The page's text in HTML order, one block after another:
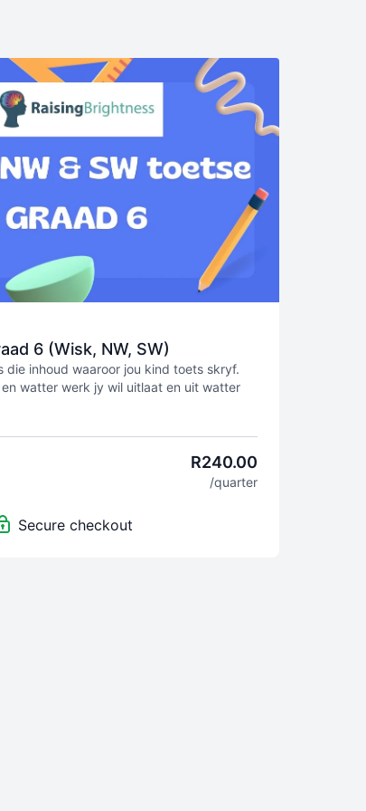
6 (Wisk, NW, SW)
die inhoud waaroor jou kind toets skryf.
watter werk jy wil uitlaat en uit watter
uit Platinum of Oxford handboek,
vir R150, en jy kan jou
R240.00
/quarter
Secure checkout